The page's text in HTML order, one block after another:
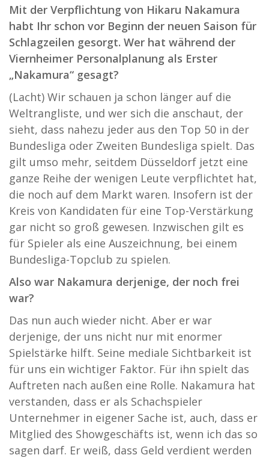
Mit der Verpflichtung von Hikaru Nakamura
habt Ihr schon vor Beginn der neuen Saison für
Schlagzeilen gesorgt. Wer hat während der
Viernheimer Personalplanung als Erster
„Nakamura“ gesagt?
(Lacht) Wir schauen ja schon länger auf die
Weltrangliste, und wer sich die anschaut, der
sieht, dass nahezu jeder aus den Top 50 in der
Bundesliga oder Zweiten Bundesliga spielt. Das
gilt umso mehr, seitdem Düsseldorf jetzt eine
ganze Reihe der wenigen Leute verpflichtet hat,
die noch auf dem Markt waren. Insofern ist der
Kreis von Kandidaten für eine Top-Verstärkung
gar nicht so groß gewesen. Inzwischen gilt es
für Spieler als eine Auszeichnung, bei einem
Bundesliga-Topclub zu spielen.
Also war Nakamura derjenige, der noch frei
war?
Das nun auch wieder nicht. Aber er war
derjenige, der uns nicht nur mit enormer
Spielstärke hilft. Seine mediale Sichtbarkeit ist
für uns ein wichtiger Faktor. Für ihn spielt das
Auftreten nach außen eine Rolle. Nakamura hat
verstanden, dass er als Schachspieler
Unternehmer in eigener Sache ist, auch, dass er
Mitglied des Showgeschäfts ist, wenn ich das so
sagen darf. Er weiß, dass Geld verdient werden